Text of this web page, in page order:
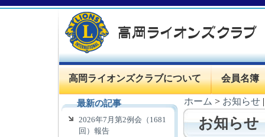
高岡ライオンズクラブについて 会員名簿
ホーム > お知らせ
お知らせ
最新の記事
2026年7月第2例会（1681
回）報告